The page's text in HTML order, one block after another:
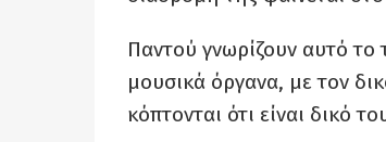
Παντού γνωρίζουν αυτό το
μουσικά όργανα, με τον
κόπτονται ότι είναι δικό